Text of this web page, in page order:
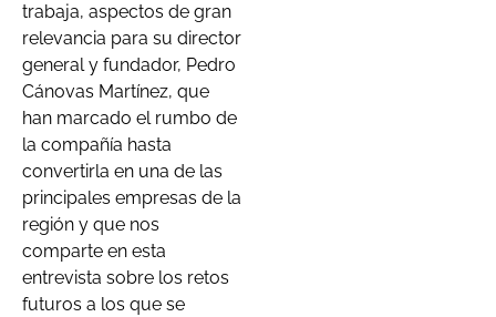
trabaja, aspectos de gran
relevancia para su director
general y fundador, Pedro
Cánovas Martínez, que
han marcado el rumbo de
la compañía hasta
convertirla en una de las
principales empresas de la
región y que nos
comparte en esta
entrevista sobre los retos
futuros a los que se